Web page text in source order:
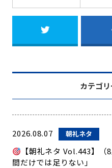
カテゴ
2026.08.07 朝礼ネタ
【朝礼ネタ Vol.443】
間だけでは足りない」